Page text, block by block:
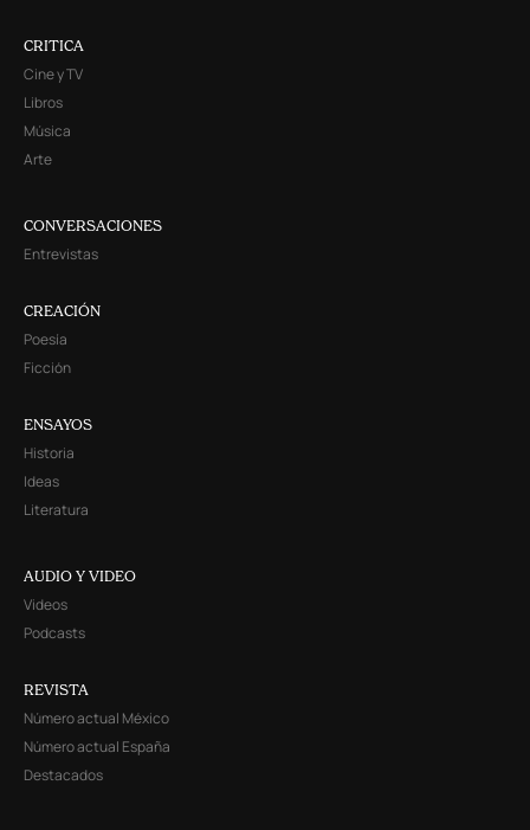
CRITICA
Cine y TV
Libros
Música
Arte
CONVERSACIONES
Entrevistas
CREACIÓN
Poesía
Ficción
ENSAYOS
Historia
Ideas
Literatura
AUDIO Y VIDEO
Videos
Podcasts
REVISTA
Número actual México
Número actual España
Destacados